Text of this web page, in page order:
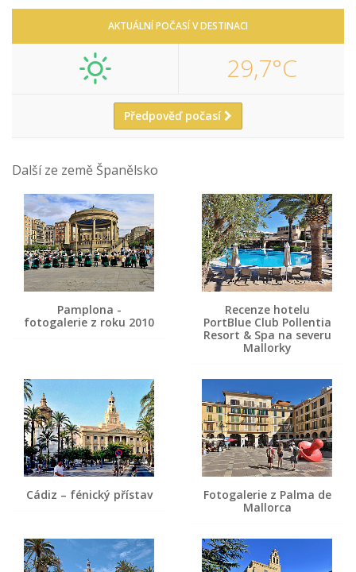
AKTUÁLNÍ POČASÍ V DESTINACI
29,7°C
Předpověď počasí
Další ze země Španělsko
Pamplona -
fotogalerie z roku 2010
Recenze hotelu
PortBlue Club Pollentia
Resort & Spa na severu
Mallorky
Cádiz – fénický přístav
Fotogalerie z Palma de
Mallorca